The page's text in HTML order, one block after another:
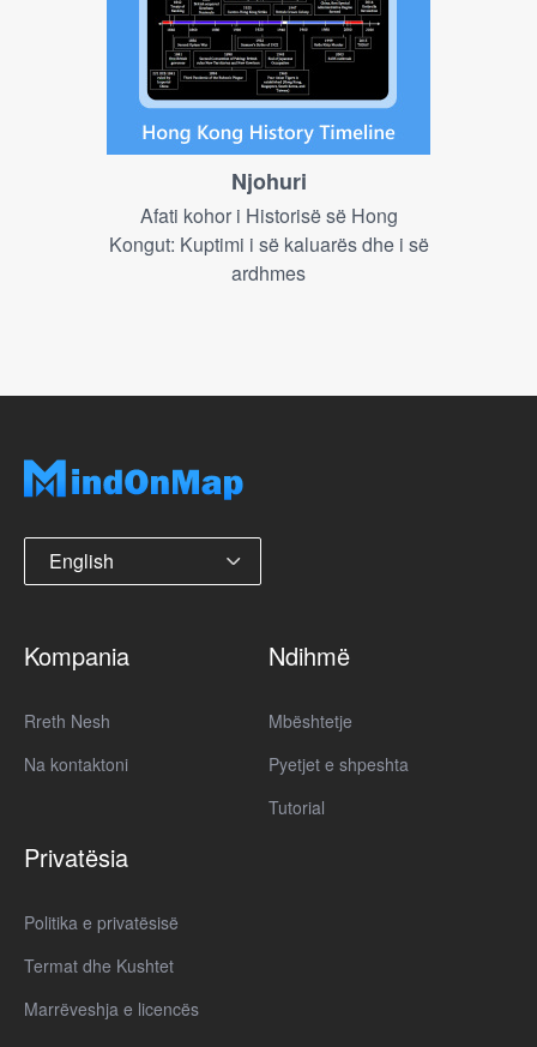
Njohuri
Afati kohor i Historisë së Hong
Kongut: Kuptimi i së kaluarës dhe i së
ardhmes
English
Kompania
Rreth Nesh
Na kontaktoni
Ndihmë
Mbështetje
Pyetjet e shpeshta
Tutorial
Privatësia
Politika e privatësisë
Termat dhe Kushtet
Marrëveshja e licencës